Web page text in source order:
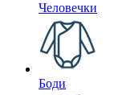
Человечки
Боди